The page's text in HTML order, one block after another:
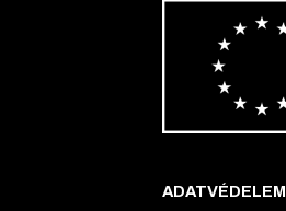
ADATVÉDELEM